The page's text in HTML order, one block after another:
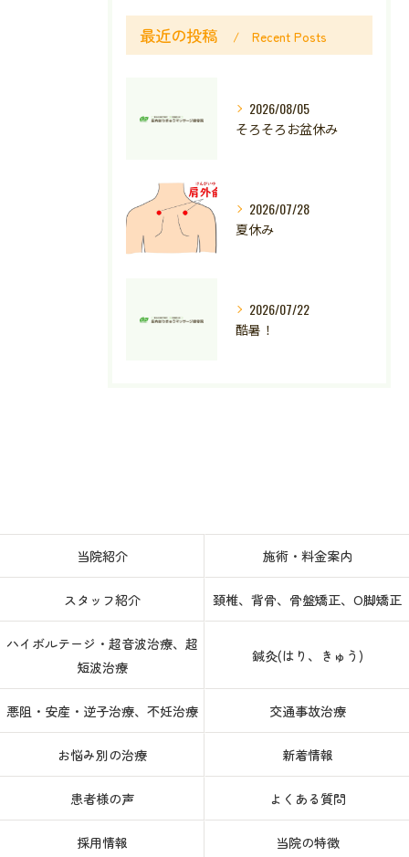
最近の投稿 Recent Posts
2026/08/05
そろそろお盆休み
2026/07/28
夏休み
2026/07/22
酷暑！
当院紹介 施術・料金案内
スタッフ紹介 頚椎、背骨、骨盤矯正、O脚矯正
ハイボルテージ・超音波治療、超
短波治療
鍼灸(はり、きゅう)
悪阻・安産・逆子治療、不妊治療 交通事故治療
お悩み別の治療 新着情報
患者様の声 よくある質問
採用情報 当院の特徴